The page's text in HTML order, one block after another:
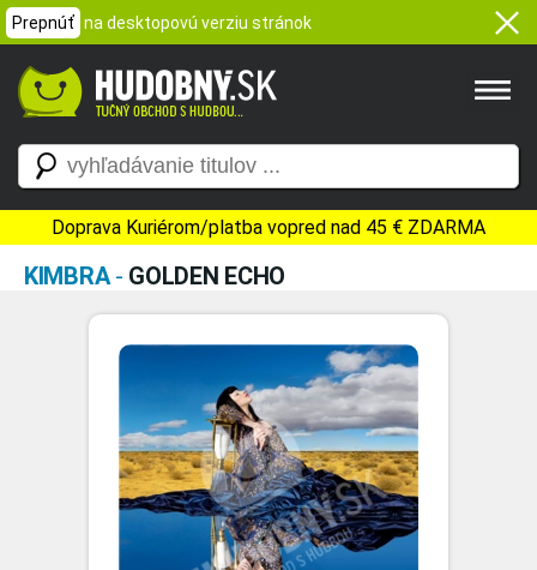
Prepnúť na desktopovú verziu stránok
Doprava Kuriérom/platba vopred nad 45 € ZDARMA
KIMBRA- GOLDEN ECHO